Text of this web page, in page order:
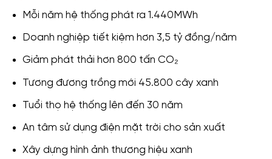
Mỗi năm hệ thống phát ra 1.440MWh
Doanh nghiệp tiết kiệm hơn 3,5 tỷ đồng/năm
Giảm phát thải hơn 800 tấn CO₂
Tương đương trồng mới 45.800 cây xanh
Tuổi thọ hệ thống lên đến 30 năm
An tâm sử dụng điện mặt trời cho sản xuất
Xây dựng hình ảnh thương hiệu xanh